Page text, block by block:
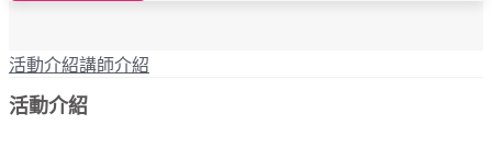
活動介紹講師介紹
活動介紹